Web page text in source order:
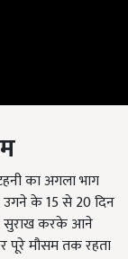
का अगला भाग
उगने के 15 से 20 दिन
सुराख करके आने
पूरे मौसम तक रहता